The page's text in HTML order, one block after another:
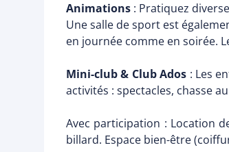
Animations : Pratiquez
Une salle de sport est
en journée comme en soirée.
Mini-club & Club Ados : Les
activités : spectacles, chasse
Avec participation : Location
billard. Espace bien-être